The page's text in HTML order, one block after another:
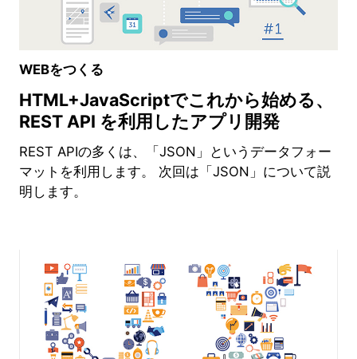
WEBをつくる
HTML+JavaScriptでこれから始める、
REST API を利用したアプリ開発
REST APIの多くは、「JSON」というデータフォー
マットを利用します。 次回は「JSON」について説
明します。